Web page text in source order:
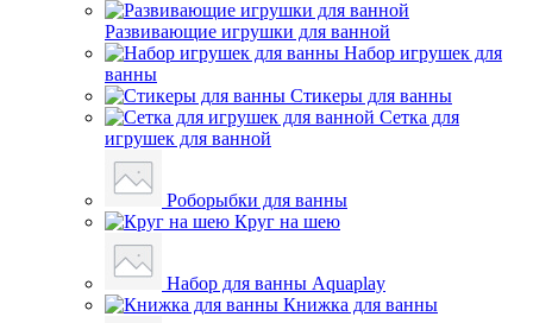
Развивающие игрушки для ванной
Набор игрушек для
ванны
Стикеры для ванны
Сетка для
игрушек для ванной
Роборыбки для ванны
Круг на шею
Набор для ванны Aquaplay
Книжка для ванны